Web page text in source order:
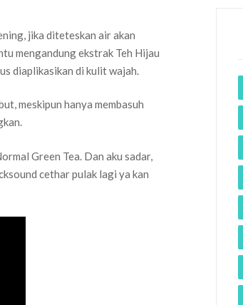
jika diteteskan air akan
mengandung ekstrak Teh Hijau
diaplikasikan di kulit wajah.
meskipun hanya membasuh
Green Tea. Dan aku sadar,
cethar pulak lagi ya kan